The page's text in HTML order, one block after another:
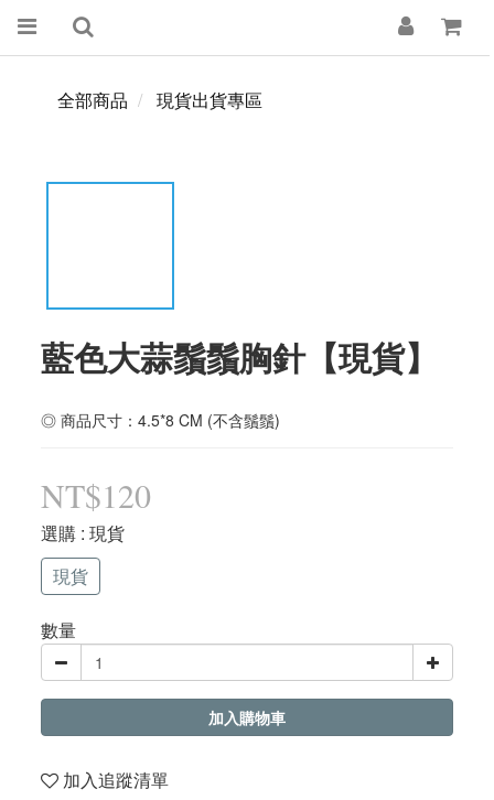
全部商品 現貨出貨專區
藍色大蒜鬚鬚胸針【現貨】
◎ 商品尺寸：4.5*8 CM (不含鬚鬚)
NT$120
選購 : 現貨
現貨
數量
加入購物車
加入追蹤清單